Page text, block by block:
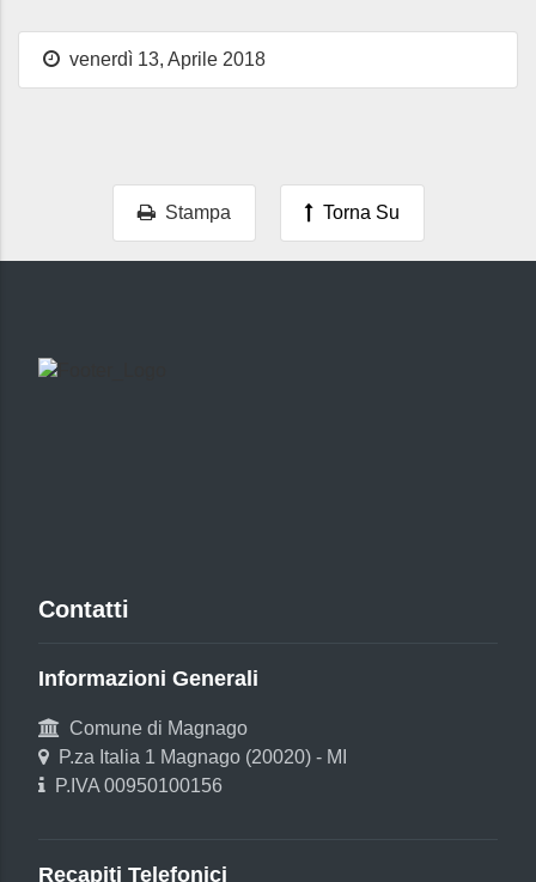
venerdì 13, Aprile 2018
Stampa Torna Su
Contatti
Informazioni Generali
Comune di Magnago
P.za Italia 1 Magnago (20020) - MI
P.IVA 00950100156
Recapiti Telefonici